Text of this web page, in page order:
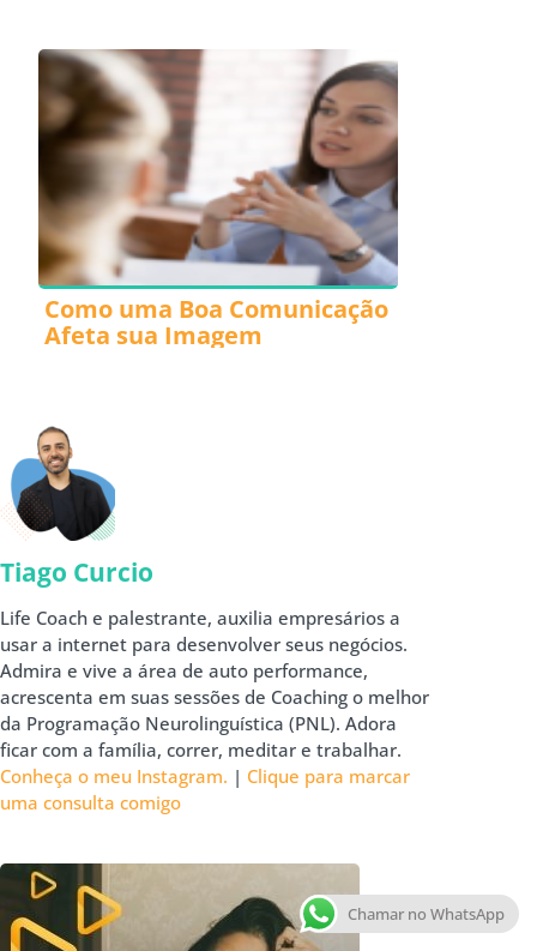
Como uma Boa Comunicação
Afeta sua Imagem
Tiago Curcio
Life Coach e palestrante, auxilia empresários a
usar a internet para desenvolver seus negócios.
Admira e vive a área de auto performance,
acrescenta em suas sessões de Coaching o melhor
da Programação Neurolinguística (PNL). Adora
ficar com a família, correr, meditar e trabalhar.
Conheça o meu Instagram. | Clique para marcar
uma consulta comigo
Chamar no WhatsApp